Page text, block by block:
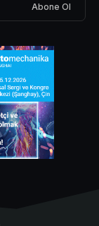
Abone Ol